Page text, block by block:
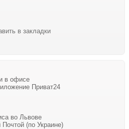
в закладки
в офисе
Приват24
во Львове
(по Украине)